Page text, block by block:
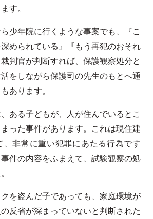
す。
少年院に行くような事案でも、『こ
められている』『もう再犯のおそれ
判官が判断すれば、保護観察処分と
をしながら保護司の先生のもとへ通
あります。
ある子どもが、人が住んでいるとこ
った事件があります。これは現住建
、非常に重い犯罪にあたる行為です
件の内容をふまえて、試験観察の処
を盗んだ子であっても、家庭環境が
反省が深まっていないと判断された